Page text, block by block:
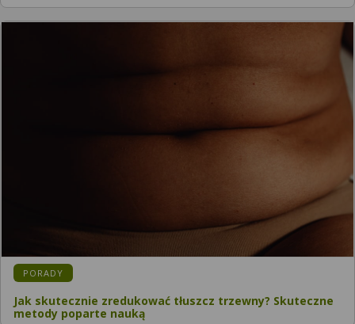
PORADY
Jak skutecznie zredukować tłuszcz trzewny? Skuteczne
metody poparte nauką